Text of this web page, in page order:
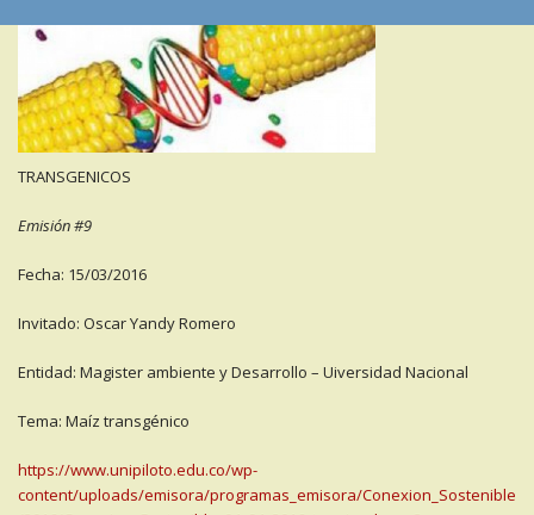
TRANSGENICOS
Emisión #9
Fecha: 15/03/2016
Invitado: Oscar Yandy Romero
Entidad: Magister ambiente y Desarrollo – Uiversidad Nacional
Tema: Maíz transgénico
https://www.unipiloto.edu.co/wp-
content/uploads/emisora/programas_emisora/Conexion_Sostenible